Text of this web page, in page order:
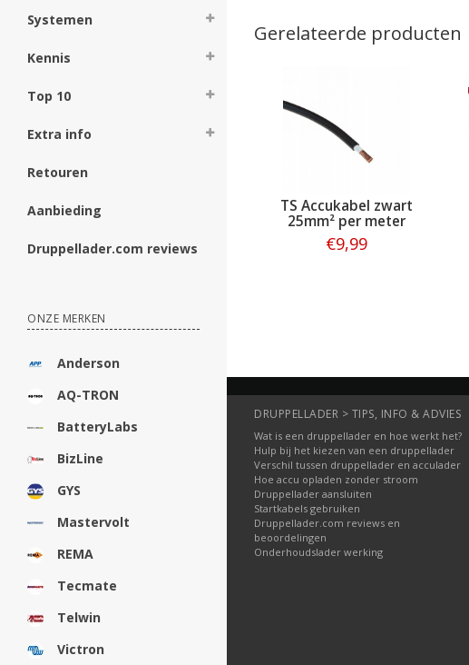
Systemen
Kennis
Top 10
Extra info
Retouren
Aanbieding
Druppellader.com reviews
ONZE MERKEN
Anderson
AQ-TRON
BatteryLabs
BizLine
GYS
Mastervolt
REMA
Tecmate
Telwin
Victron
Gerelateerde producten
TS Accukabel zwart
25mm² per meter
€9,99
DRUPPELLADER > TIPS, INFO & ADVIES
Wat is een druppellader en hoe werkt het?
Hulp bij het kiezen van een druppellader
Verschil tussen druppellader en acculader
Hoe accu opladen zonder stroom
Druppellader aansluiten
Startkabels gebruiken
Druppellader.com reviews en
beoordelingen
Onderhoudslader werking